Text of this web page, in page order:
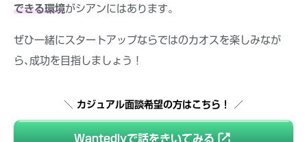
できる環境がシアンにはあります｡
ぜひ一緒にスタートアップならではのカオスを楽しみなが
ら､成功を目指しましょう！
＼ カジュアル面談希望の方はこちら！ ／
Wantedlyで話をきいてみる